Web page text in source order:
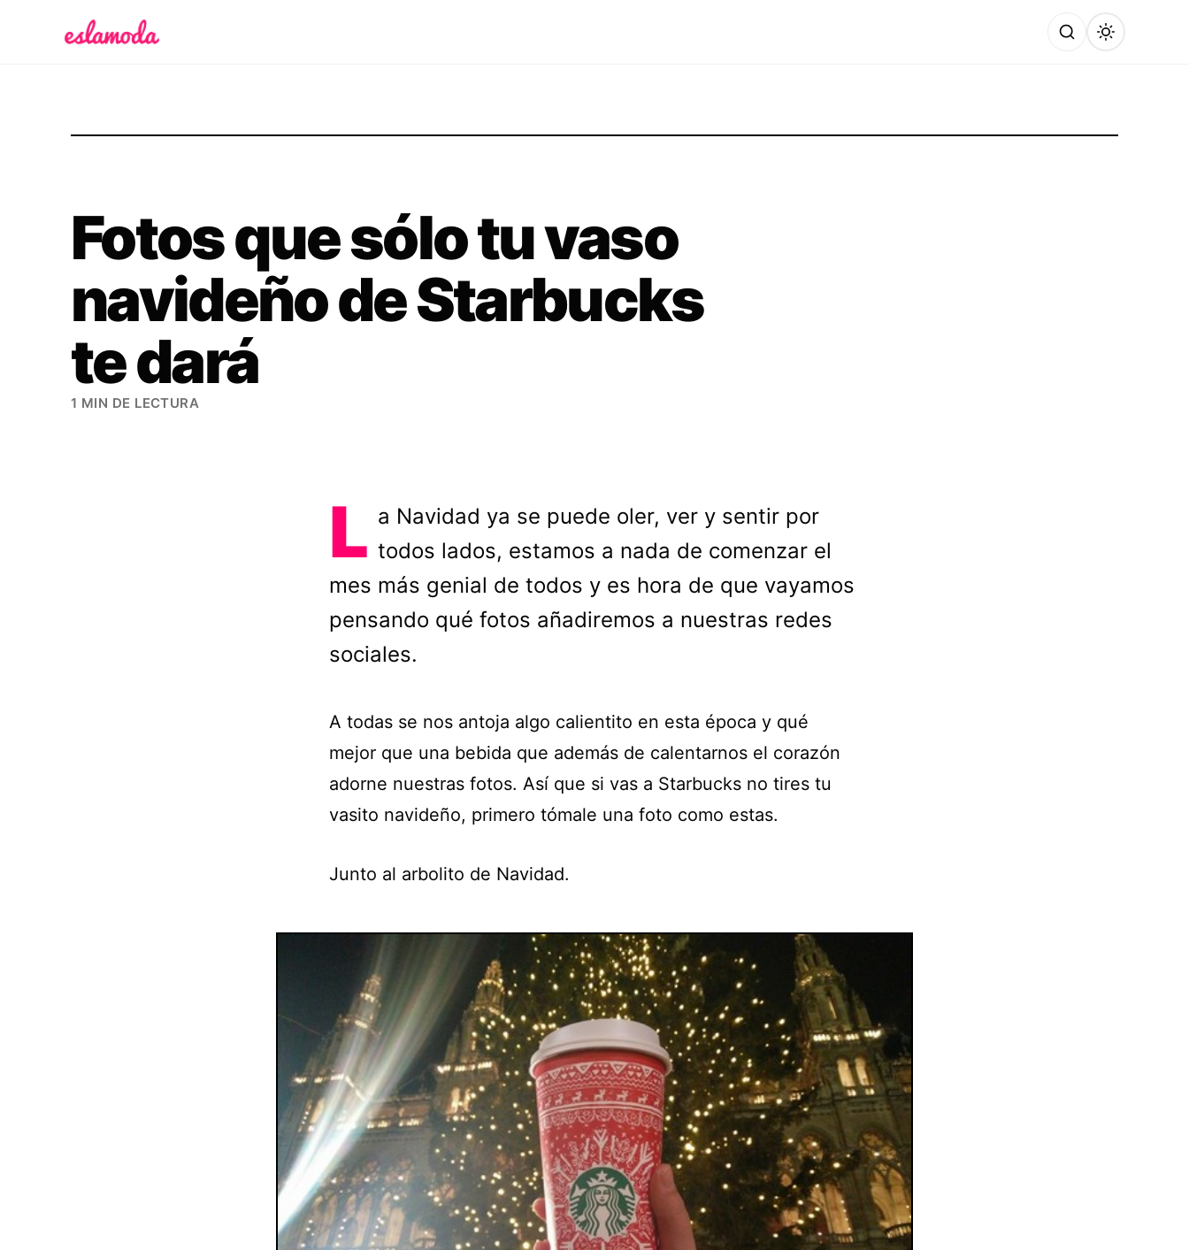
Fotos que sólo tu vaso
navideño de Starbucks
te dará
1 MIN DE LECTURA
L a Navidad ya se puede oler, ver y sentir por
todos lados, estamos a nada de comenzar el
mes más genial de todos y es hora de que vayamos
pensando qué fotos añadiremos a nuestras redes
sociales.
A todas se nos antoja algo calientito en esta época y qué
mejor que una bebida que además de calentarnos el corazón
adorne nuestras fotos. Así que si vas a Starbucks no tires tu
vasito navideño, primero tómale una foto como estas.
Junto al arbolito de Navidad.